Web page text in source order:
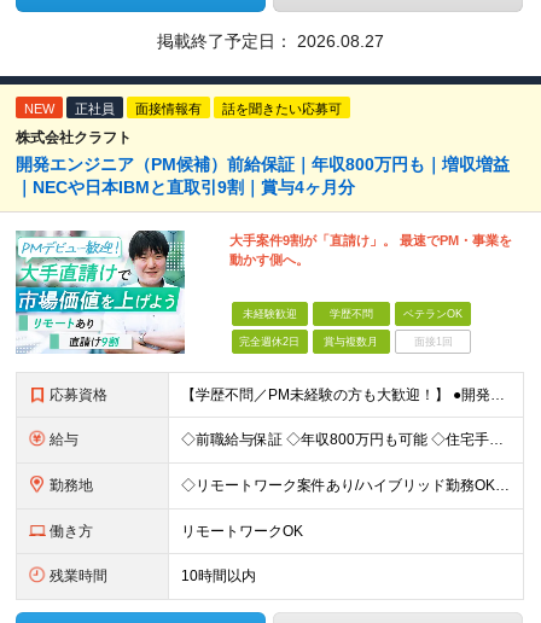
掲載終了予定日： 2026.08.27
NEW 正社員 面接情報有 話を聞きたい応募可
株式会社クラフト
開発エンジニア（PM候補）前給保証｜年収800万円も｜増収増益
｜NECや日本IBMと直取引9割｜賞与4ヶ月分
大手案件9割が「直請け」。 最速でPM・事業を
動かす側へ。
未経験歓迎 学歴不問 ベテランOK
完全週休2日 賞与複数月 面接1回
応募資格 【学歴不問／PM未経験の方も大歓迎！】 ●開発エンジニアとしての実務経験をお持ちの方 ～採用担当者より～ 「PM経験が一切ない」という方もご心配なく！ 面接で一番大切にしているのは「これまでどんな業
給与 ◇前職給与保証 ◇年収800万円も可能 ◇住宅手当・賞与年間4か月支給実績あり＋業績により、別途決算賞与あり 【PM・PL候補】 数名規模のチームでの進捗管理や、後輩・メンバーの指導・フォロー経験が
勤務地 ◇リモートワーク案件あり/ハイブリッド勤務OK 【本社】東京都豊島区高田3-14-29 KDX高田馬場ビル2F ┗都内、神奈川県のプロジェクト先での勤務もございます。 ＜プロジェクト先エリア例＞
働き方 リモートワークOK
残業時間 10時間以内